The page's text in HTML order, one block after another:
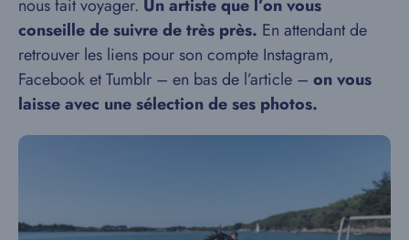
nous fait voyager. Un artiste que l’on vous
conseille de suivre de très près. En attendant de
retrouver les liens pour son compte Instagram,
Facebook et Tumblr – en bas de l’article – on vous
laisse avec une sélection de ses photos.